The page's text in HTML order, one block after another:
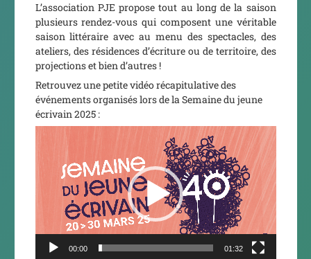
L’association PJE propose tout au long de la saison
plusieurs rendez-vous qui composent une véritable
saison littéraire avec au menu des spectacles, des
ateliers, des résidences d’écriture ou de territoire, des
projections et bien d’autres !
Retrouvez une petite vidéo récapitulative des
événements organisés lors de la Semaine du jeune
écrivain 2025 :
Lecteur
00:00 01:32